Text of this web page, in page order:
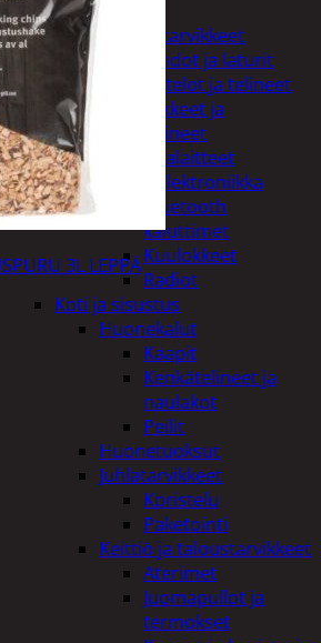
Puhelintarvikkeet
Johdot ja laturit
Kotelot ja telineet
Tv-tarvikkeet ja
seinätelineet
Varavirtalaitteet
Viihde-elektroniikka
Bluetooth
kaiuttimet
Kuulokkeet
Radiot
Koti ja sisustus
Huonekalut
Kaapit
Kenkätelineet ja
naulakot
Peilit
Huonetuoksut
Juhlatarvikkeet
Koristelu
Paketointi
Keittiö ja taloustarvikkeet
Aterimet
Juomapullot ja
termokset
3L LEPPÄ